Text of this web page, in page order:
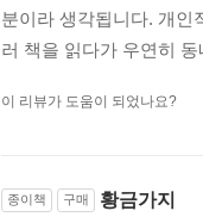
분이라 생각됩니다. 개인
러 책을 읽다가 우연히
이 리뷰가 도움이 되었나요?
종이책 구매 황금가지